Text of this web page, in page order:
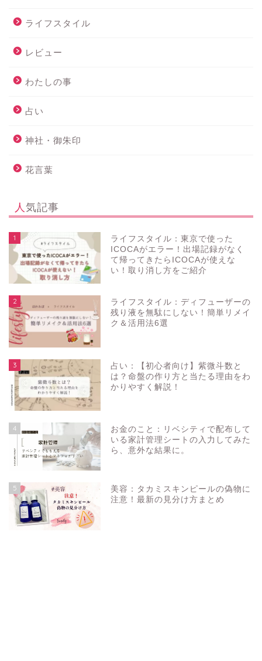
ライフスタイル
レビュー
わたしの事
占い
神社・御朱印
花言葉
人気記事
1
ライフスタイル：東京で使った
ICOCAがエラー！出場記録がなく
て帰ってきたらICOCAが使えな
い！取り消し方をご紹介
2
ライフスタイル：ディフューザーの
残り液を無駄にしない！簡単リメイ
ク＆活用法6選
3
占い：【初心者向け】紫微斗数と
は？命盤の作り方と当たる理由をわ
かりやすく解説！
4
お金のこと：リベシティで配布して
いる家計管理シートの入力してみた
ら、意外な結果に。
5
美容：タカミスキンピールの偽物に
注意！最新の見分け方まとめ